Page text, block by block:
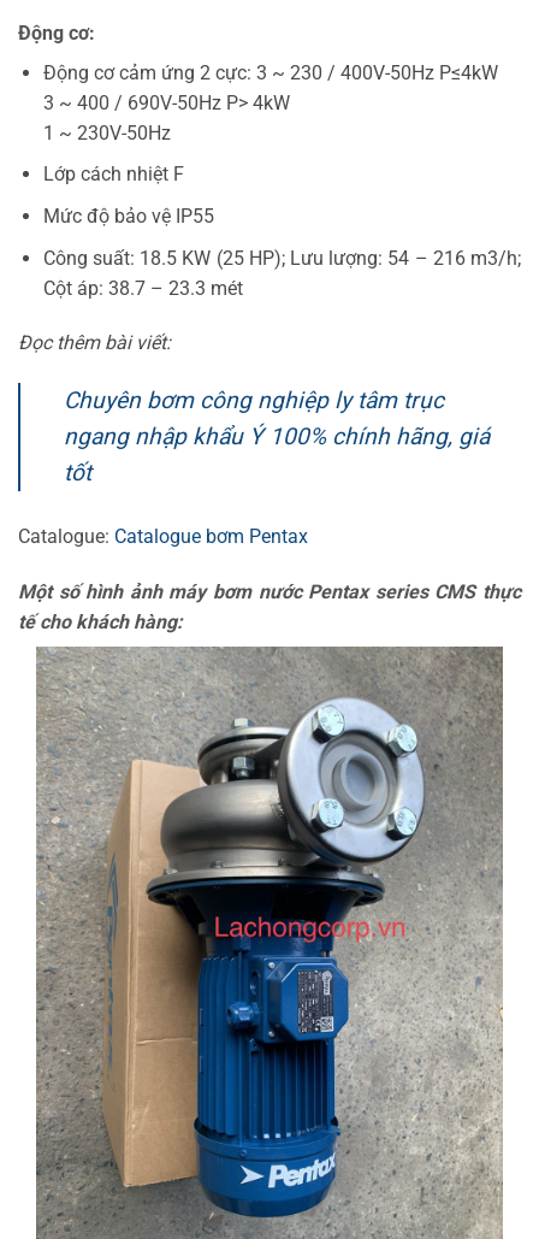
Động cơ:
Động cơ cảm ứng 2 cực: 3 ~ 230 / 400V-50Hz P≤4kW
3 ~ 400 / 690V-50Hz P> 4kW
1 ~ 230V-50Hz
Lớp cách nhiệt F
Mức độ bảo vệ IP55
Công suất: 18.5 KW (25 HP); Lưu lượng: 54 – 216 m3/h;
Cột áp: 38.7 – 23.3 mét
Đọc thêm bài viết:
Chuyên bơm công nghiệp ly tâm trục
ngang nhập khẩu Ý 100% chính hãng, giá
tốt
Catalogue: Catalogue bơm Pentax
Một số hình ảnh máy bơm nước Pentax series CMS thực
tế cho khách hàng: